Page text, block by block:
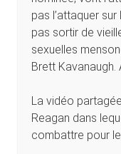
pas l’attaquer
pas sortir de
sexuelles
Brett Kavanaugh.
La vidéo
Reagan dans
combattre pour